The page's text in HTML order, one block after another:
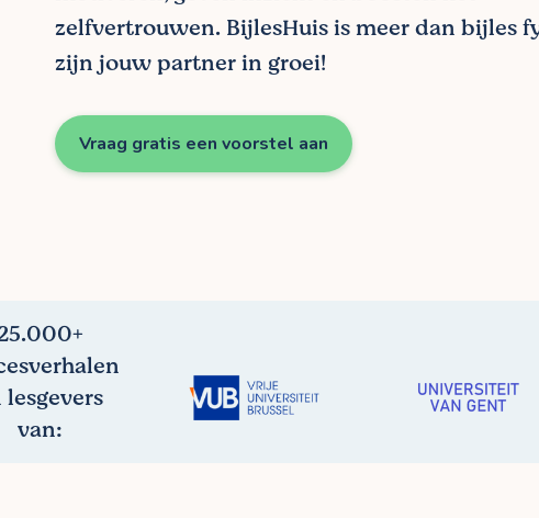
zelfvertrouwen. BijlesHuis is meer dan bijles
zijn jouw partner in groei!
Vraag gratis een voorstel aan
lesgevers
van: